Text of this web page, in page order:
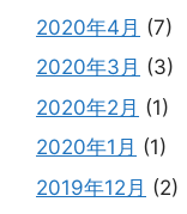
2020年4月 (7)
2020年3月 (3)
2020年2月 (1)
2020年1月 (1)
2019年12月 (2)